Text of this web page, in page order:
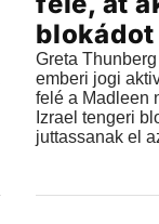
blokádot
Greta
emberi jogi
felé a Madleen
Izrael tengeri
juttassanak el